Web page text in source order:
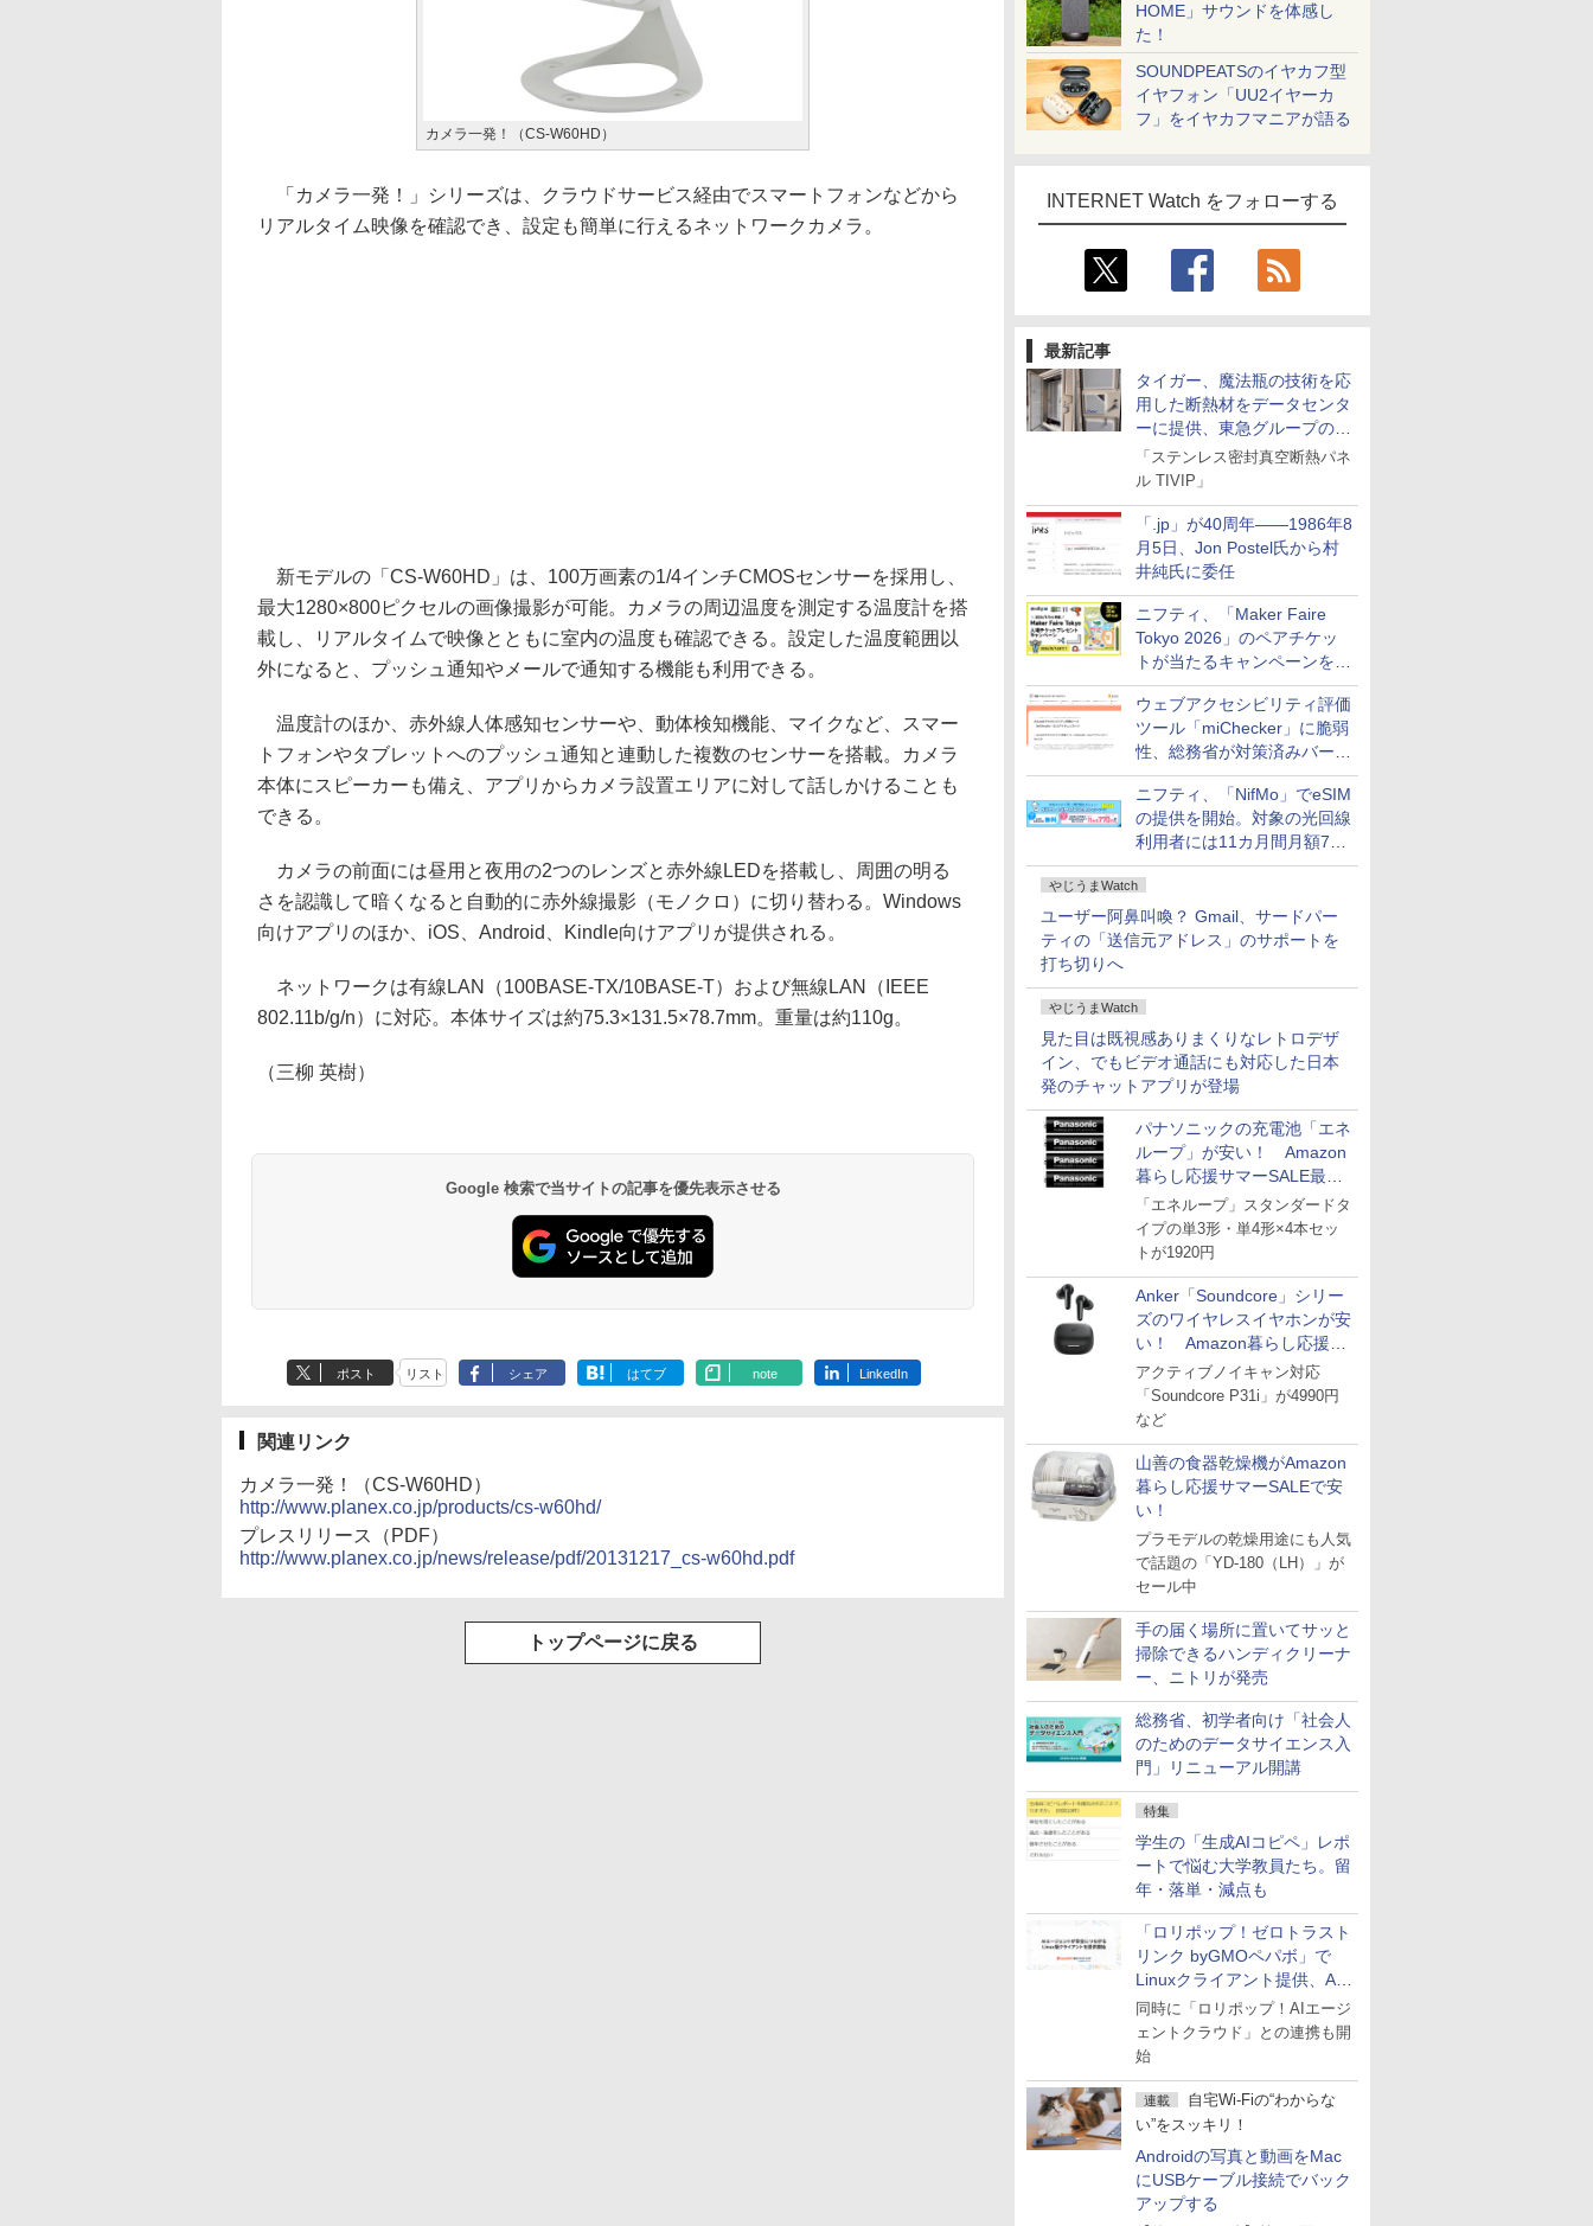
HOME」サウンドを体感し
た！
SOUNDPEATSのイヤカフ型
イヤフォン「UU2イヤーカ
フ」をイヤカフマニアが語る
INTERNET Watch をフォローする
最新記事
タイガー、魔法瓶の技術を応
用した断熱材をデータセンタ
ーに提供、東急グループの実
証実験で
「ステンレス密封真空断熱パネ
ル TIVIP」
「.jp」が40周年――1986年8
月5日、Jon Postel氏から村
井純氏に委任
ニフティ、「Maker Faire
Tokyo 2026」のペアチケッ
トが当たるキャンペーンをX
で実施。8月16日まで
ウェブアクセシビリティ評価
ツール「miChecker」に脆弱
性、総務省が対策済みバージ
ョンへの更新を呼び掛け
ニフティ、「NifMo」でeSIM
の提供を開始。対象の光回線
利用者には11カ月間月額770
円割引のキャンペーン
やじうまWatch
ユーザー阿鼻叫喚？ Gmail、サードパー
ティの「送信元アドレス」のサポートを
打ち切りへ
やじうまWatch
見た目は既視感ありまくりなレトロデザ
イン、でもビデオ通話にも対応した日本
発のチャットアプリが登場
パナソニックの充電池「エネ
ループ」が安い！ Amazon
暮らし応援サマーSALE最終
日
「エネループ」スタンダードタ
イプの単3形・単4形×4本セッ
トが1920円
Anker「Soundcore」シリー
ズのワイヤレスイヤホンが安
い！ Amazon暮らし応援サ
マーSALE
アクティブノイキャン対応
「Soundcore P31i」が4990円
など
山善の食器乾燥機がAmazon
暮らし応援サマーSALEで安
い！
プラモデルの乾燥用途にも人気
で話題の「YD-180（LH）」が
セール中
手の届く場所に置いてサッと
掃除できるハンディクリーナ
ー、ニトリが発売
総務省、初学者向け「社会人
のためのデータサイエンス入
門」リニューアル開講
特集
学生の「生成AIコピペ」レポ
ートで悩む大学教員たち。留
年・落単・減点も
「ロリポップ！ゼロトラスト
リンク byGMOペパボ」で
Linuxクライアント提供、AI
エージェントの接続が容易に
同時に「ロリポップ！AIエージ
ェントクラウド」との連携も開
始
連載
自宅Wi-Fiの“わからな
い”をスッキリ！
Androidの写真と動画をMac
にUSBケーブル接続でバック
アップする
カメラ一発！（CS-W60HD）
「カメラ一発！」シリーズは、クラウドサービス経由でスマートフォンなどから
リアルタイム映像を確認でき、設定も簡単に行えるネットワークカメラ。
新モデルの「CS-W60HD」は、100万画素の1/4インチCMOSセンサーを採用し、
最大1280×800ピクセルの画像撮影が可能。カメラの周辺温度を測定する温度計を搭
載し、リアルタイムで映像とともに室内の温度も確認できる。設定した温度範囲以
外になると、プッシュ通知やメールで通知する機能も利用できる。
温度計のほか、赤外線人体感知センサーや、動体検知機能、マイクなど、スマー
トフォンやタブレットへのプッシュ通知と連動した複数のセンサーを搭載。カメラ
本体にスピーカーも備え、アプリからカメラ設置エリアに対して話しかけることも
できる。
カメラの前面には昼用と夜用の2つのレンズと赤外線LEDを搭載し、周囲の明る
さを認識して暗くなると自動的に赤外線撮影（モノクロ）に切り替わる。Windows
向けアプリのほか、iOS、Android、Kindle向けアプリが提供される。
ネットワークは有線LAN（100BASE-TX/10BASE-T）および無線LAN（IEEE
802.11b/g/n）に対応。本体サイズは約75.3×131.5×78.7mm。重量は約110g。
（三柳 英樹）
Google 検索で当サイトの記事を優先表示させる
ポスト リスト シェア はてブ note LinkedIn
関連リンク
カメラ一発！（CS-W60HD）
http://www.planex.co.jp/products/cs-w60hd/
プレスリリース（PDF）
http://www.planex.co.jp/news/release/pdf/20131217_cs-w60hd.pdf
トップページに戻る